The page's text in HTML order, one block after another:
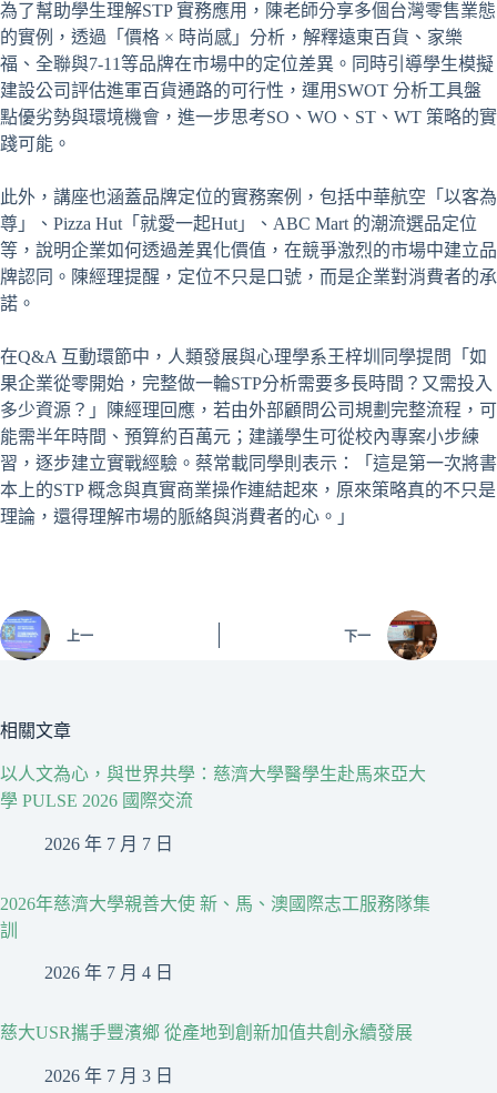
為了幫助學生理解STP 實務應用，陳老師分享多個台灣零售業態
的實例，透過「價格 × 時尚感」分析，解釋遠東百貨、家樂
福、全聯與7-11等品牌在市場中的定位差異。同時引導學生模擬
建設公司評估進軍百貨通路的可行性，運用SWOT 分析工具盤
點優劣勢與環境機會，進一步思考SO、WO、ST、WT 策略的實
踐可能。
此外，講座也涵蓋品牌定位的實務案例，包括中華航空「以客為
尊」、Pizza Hut「就愛一起Hut」、ABC Mart 的潮流選品定位
等，說明企業如何透過差異化價值，在競爭激烈的市場中建立品
牌認同。陳經理提醒，定位不只是口號，而是企業對消費者的承
諾。
在Q&A 互動環節中，人類發展與心理學系王梓圳同學提問「如
果企業從零開始，完整做一輪STP分析需要多長時間？又需投入
多少資源？」陳經理回應，若由外部顧問公司規劃完整流程，可
能需半年時間、預算約百萬元；建議學生可從校內專案小步練
習，逐步建立實戰經驗。蔡常載同學則表示：「這是第一次將書
本上的STP 概念與真實商業操作連結起來，原來策略真的不只是
理論，還得理解市場的脈絡與消費者的心。」
上一 下一
相關文章
以人文為心，與世界共學：慈濟大學醫學生赴馬來亞大
學 PULSE 2026 國際交流
2026 年 7 月 7 日
2026年慈濟大學親善大使 新、馬、澳國際志工服務隊集
訓
2026 年 7 月 4 日
慈大USR攜手豐濱鄉 從產地到創新加值共創永續發展
2026 年 7 月 3 日